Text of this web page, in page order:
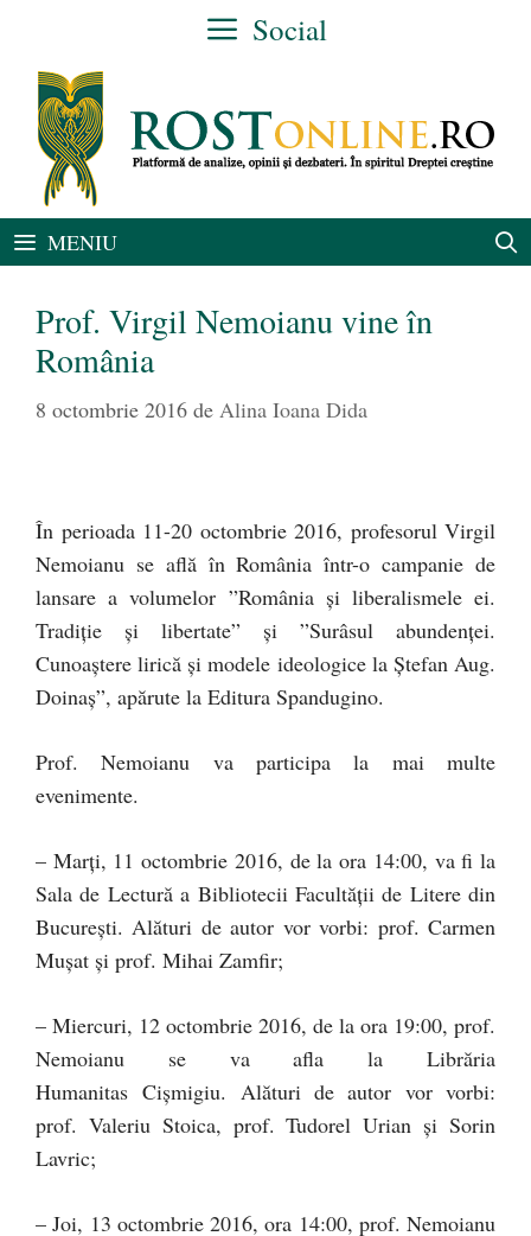
conținut
Social
MENIU
Prof. Virgil Nemoianu vine în
România
8 octombrie 2016 de Alina Ioana Dida
În perioada 11-20 octombrie 2016, profesorul Virgil
Nemoianu se află în România într-o campanie de
lansare a volumelor ”România şi liberalismele ei.
Tradiţie şi libertate” şi ”Surâsul abundenţei.
Cunoaștere lirică și modele ideologice la Ștefan Aug.
Doinaș”, apărute la Editura Spandugino.
Prof. Nemoianu va participa la mai multe
evenimente.
– Marţi, 11 octombrie 2016, de la ora 14:00, va fi la
Sala de Lectură a Bibliotecii Facultății de Litere din
Bucureşti. Alături de autor vor vorbi: prof. Carmen
Muşat şi prof. Mihai Zamfir;
– Miercuri, 12 octombrie 2016, de la ora 19:00, prof.
Nemoianu se va afla la Librăria
Humanitas Cişmigiu. Alături de autor vor vorbi:
prof. Valeriu Stoica, prof. Tudorel Urian şi Sorin
Lavric;
– Joi, 13 octombrie 2016, ora 14:00, prof. Nemoianu